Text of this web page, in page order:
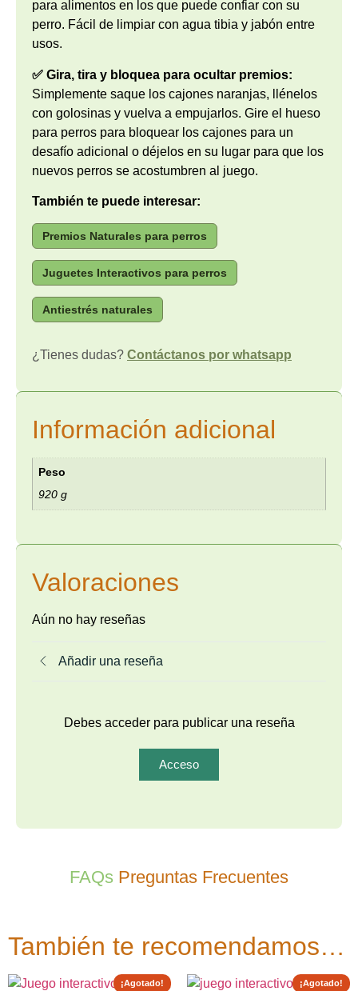
para alimentos en los que puede confiar con su
perro. Fácil de limpiar con agua tibia y jabón entre
usos.
✅ Gira, tira y bloquea para ocultar premios:
Simplemente saque los cajones naranjas, llénelos
con golosinas y vuelva a empujarlos. Gire el hueso
para perros para bloquear los cajones para un
desafío adicional o déjelos en su lugar para que los
nuevos perros se acostumbren al juego.
También te puede interesar:
Premios Naturales para perros
Juguetes Interactivos para perros
Antiestrés naturales
¿Tienes dudas? Contáctanos por whatsapp
Información adicional
Peso
920 g
Valoraciones
Aún no hay reseñas
Añadir una reseña
Debes acceder para publicar una reseña
Acceso
FAQs Preguntas Frecuentes
También te recomendamos…
¡Agotado! ¡Agotado!